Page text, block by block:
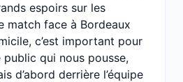
espoirs sur les
match face à Bordeaux
c’est important pour
public qui nous pousse,
d’abord derrière l’équipe